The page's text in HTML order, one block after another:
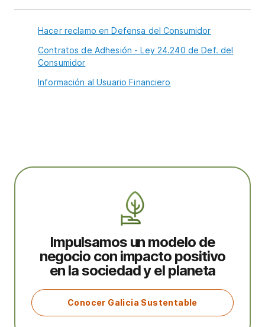
Hacer reclamo en Defensa del Consumidor
Contratos de Adhesión - Ley 24.240 de Def. del
Consumidor
Información al Usuario Financiero
Impulsamos un modelo de
negocio con impacto positivo
en la sociedad y el planeta
Conocer Galicia Sustentable